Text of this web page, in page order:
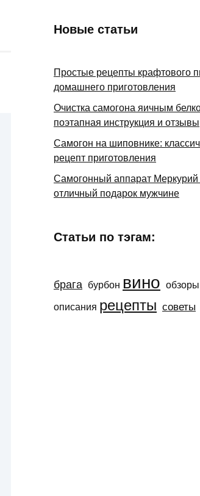
Новые статьи
Простые рецепты крафтового
домашнего приготовления
Очистка самогона яичным
поэтапная инструкция и отзывы
Самогон на шиповнике:
рецепт приготовления
Самогонный аппарат
отличный подарок мужчине
Статьи по тэгам:
брага бурбон вино обзоры
описания рецепты советы